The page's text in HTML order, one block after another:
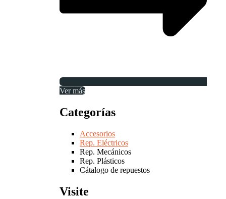
Ver más
Categorías
Accesorios
Rep. Eléctricos
Rep. Mecánicos
Rep. Plásticos
Cátalogo de repuestos
Visite